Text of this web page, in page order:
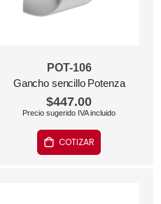
POT-106
Gancho sencillo Potenza
$447.00
COTIZAR